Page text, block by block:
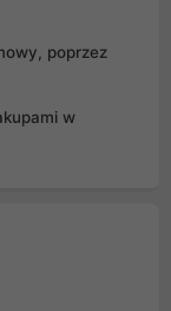
poprzez
w